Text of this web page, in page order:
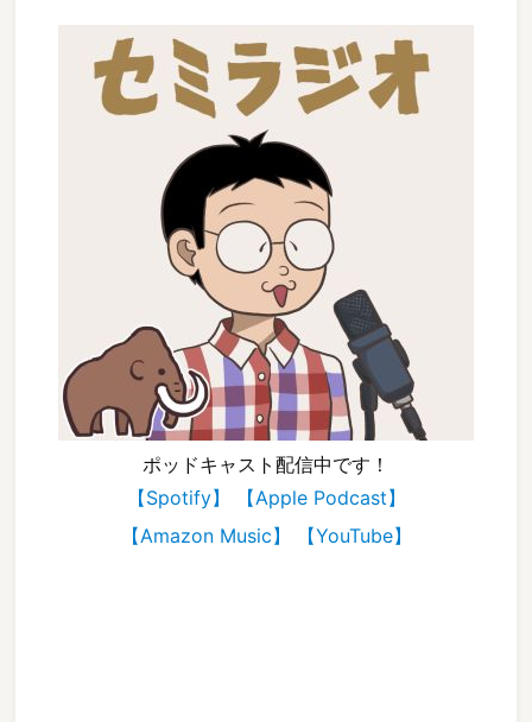
ポッドキャスト配信中です！
【Spotify】
【Apple Podcast】
【Amazon Music】
【YouTube】